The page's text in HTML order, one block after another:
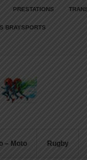
PRESTATIONS
BRAYSPORTS
– Moto Rugby